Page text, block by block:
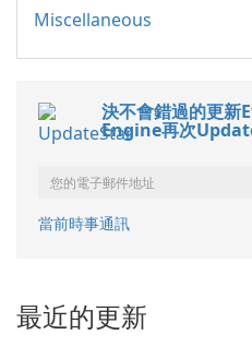
Miscellaneous
決不會錯過的更
Engine再次
當前時事通訊
最近的更新